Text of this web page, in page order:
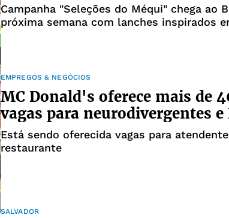
Campanha "Seleções do Méqui" chega ao
próxima semana com lanches inspirados
EMPREGOS & NEGÓCIOS
MC Donald's oferece mais de
vagas para neurodivergentes e
Está sendo oferecida vagas para
restaurante
SALVADOR